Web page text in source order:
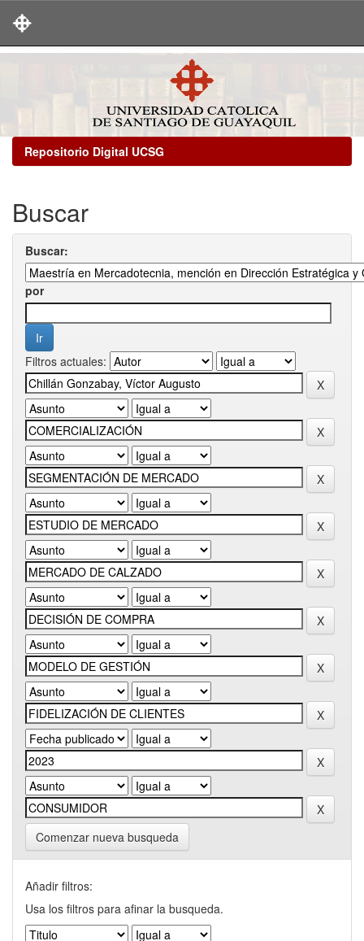
Repositorio Digital UCSG
Buscar
Buscar:
por
Filtros actuales:
Comenzar nueva busqueda
Añadir filtros:
Usa los filtros para afinar la busqueda.